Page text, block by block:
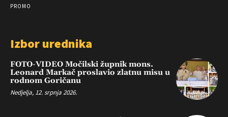
PROMO
Izbor urednika
FOTO-VIDEO Močilski župnik mons.
Leonard Markač proslavio zlatnu misu u
rodnom Goričanu
Nedjelja, 12. srpnja 2026.